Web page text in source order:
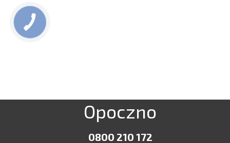
Opoczno
0800 210 172